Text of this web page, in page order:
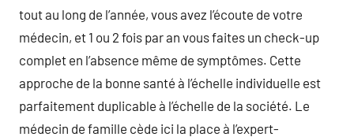
tout au long de l’année, vous avez l’écoute de votre
médecin, et 1 ou 2 fois par an vous faites un check-up
complet en l’absence même de symptômes. Cette
approche de la bonne santé à l’échelle individuelle est
parfaitement duplicable à l’échelle de la société. Le
médecin de famille cède ici la place à l’expert-